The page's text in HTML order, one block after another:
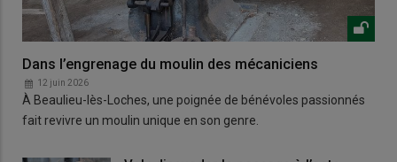
Dans l’engrenage du moulin des mécaniciens
12 juin 2026
À Beaulieu-lès-Loches, une poignée de bénévoles passionnés
fait revivre un moulin unique en son genre.